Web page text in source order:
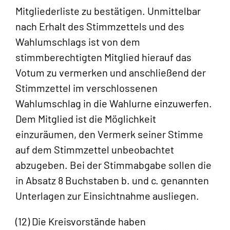
Mitgliederliste zu bestätigen. Unmittelbar
nach Erhalt des Stimmzettels und des
Wahlumschlags ist von dem
stimmberechtigten Mitglied hierauf das
Votum zu vermerken und anschließend der
Stimmzettel im verschlossenen
Wahlumschlag in die Wahlurne einzuwerfen.
Dem Mitglied ist die Möglichkeit
einzuräumen, den Vermerk seiner Stimme
auf dem Stimmzettel unbeobachtet
abzugeben. Bei der Stimmabgabe sollen die
in Absatz 8 Buchstaben b. und c. genannten
Unterlagen zur Einsichtnahme ausliegen.
(12) Die Kreisvorstände haben